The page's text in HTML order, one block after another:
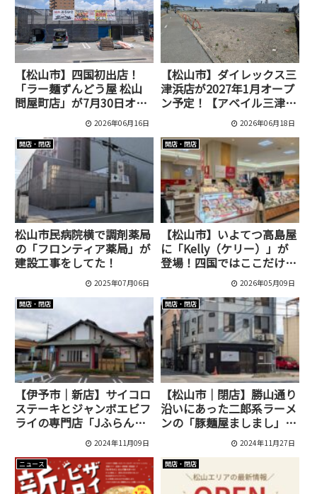
【松山市】四国初出店！
「ラー麺ずんどう屋 松山
問屋町店」が7月30日オー
2026年06月16日
【松山市】ダイレックス三
津浜店が2027年1月オープ
ン予定！【アベイル三津店
2026年06月18日
開店・閉店
松山市民病院横で調剤薬局
の「フロンティア薬局」が
建設工事をしてた！
2025年07月06日
開店・閉店
【松山市】いよてつ高島屋
に「Kelly（ケリー）」が
登場！四国ではここだけの
本格バウムクーヘン専門ブ
2026年05月09日
開店・閉店
【伊予市｜新店】サイコロ
ステーキとジャンボエビフ
ライの専門店「Jふらんく
伊予店」が11月28日にオ
ープン予定です！
2024年11月09日
開店・閉店
【松山市｜閉店】勝山通り
沿いにあった二郎系ラーメ
ンの「豚麺屋ましまし」が
10月26日に閉店していま
2024年11月27日
ニュース 開店・閉店